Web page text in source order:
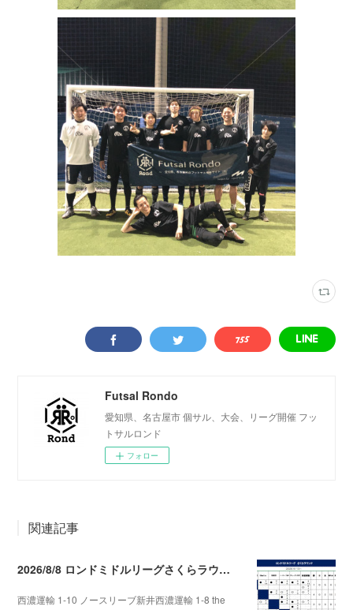
Futsal Rondo
愛知県、名古屋市 個サル、大会、リーグ開催 フッ
トサルロンド
フォロー
関連記事
2026/8/8 ロンドミドルリーグさくらラウンド第5.6節
西濃運輸 1-10 ノースリーブ新井西濃運輸 1-8 the